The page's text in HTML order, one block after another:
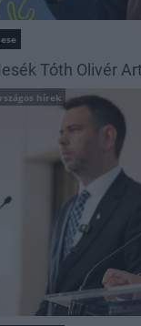
Tóth Olivér
hírek